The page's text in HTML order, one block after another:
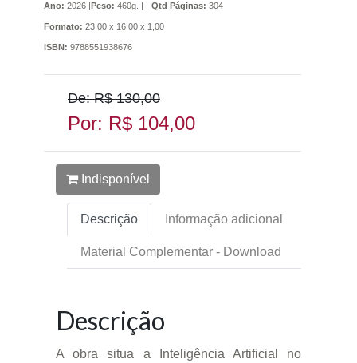
Ano: 2026 | Peso: 460g. | Qtd Páginas: 304
Formato: 23,00 x 16,00 x 1,00
ISBN: 9788551938676
De: R$ 130,00
Por: R$ 104,00
Indisponível
Descrição Informação adicional
Material Complementar - Download
Descrição
A obra situa a Inteligência Artificial no